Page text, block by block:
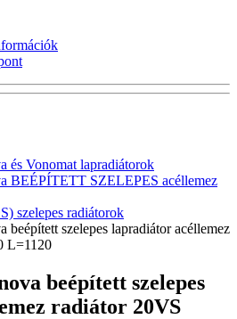
és Vonomat lapradiátorok
BEÉPÍTETT SZELEPES acéllemez
szelepes radiátorok
szelepes lapradiátor acéllemez
L=1120
beépített szelepes
radiátor 20VS